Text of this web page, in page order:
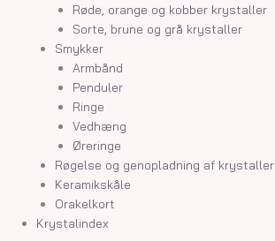
Røde, orange og kobber krystaller
Sorte, brune og grå krystaller
Smykker
Armbånd
Penduler
Ringe
Vedhæng
Øreringe
Røgelse og genopladning af krystaller
Keramikskåle
Orakelkort
Krystalindex